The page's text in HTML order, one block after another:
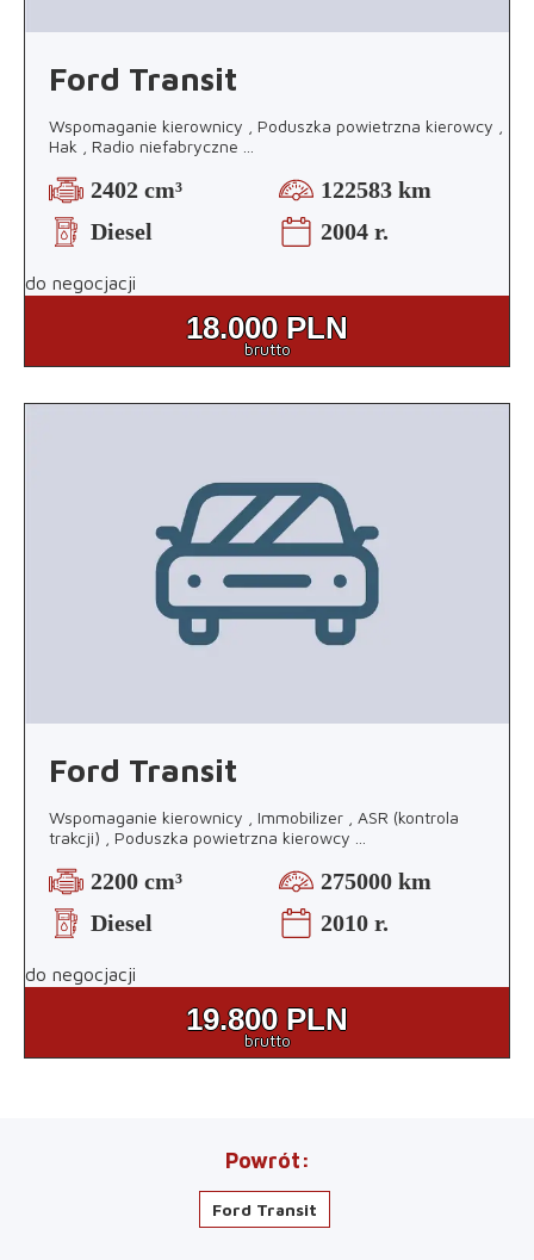
Ford Transit
Wspomaganie kierownicy , Poduszka powietrzna kierowcy ,
Hak , Radio niefabryczne
2402 cm³
122583 km
Diesel
2004 r.
do negocjacji
18.000 PLN
brutto
Ford Transit
Wspomaganie kierownicy , Immobilizer , ASR (kontrola
trakcji) , Poduszka powietrzna kierowcy
2200 cm³
275000 km
Diesel
2010 r.
do negocjacji
19.800 PLN
brutto
Powrót
Ford Transit